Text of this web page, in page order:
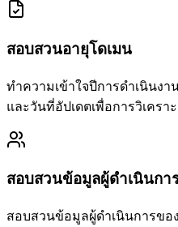
สอบสวนอายุโดเมน
ทำความเข้าใจปีการดำเนินง
และวันที่อัปเดตเพื่อการวิเคราะ
สอบสวนข้อมูลผู้ดำเนินกา
สอบสวนข้อมูลผู้ดำเนินการข